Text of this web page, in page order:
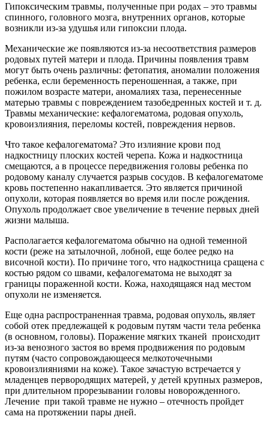
Гипоксическим травмы, полученные при родах – это травмы
спинного, головного мозга, внутренних органов, которые
возникли из-за удушья или гипоксии плода.
Механические же появляются из-за несоответствия размеров
родовых путей матери и плода. Причины появления травм
могут быть очень различны: фетопатия, аномалии положения
ребенка, если беременность переношенная, а также, при
пожилом возрасте матери, аномалиях таза, перенесенные
матерью травмы с повреждением тазобедренных костей и т. д.
Травмы механические: кефалогематома, родовая опухоль,
кровоизлияния, переломы костей, повреждения нервов.
Что такое кефалогематома? Это излияние крови под
надкостницу плоских костей черепа. Кожа и надкостница
смещаются, а в процессе передвижения головы ребенка по
родовому каналу случается разрыв сосудов. В кефалогематоме
кровь постепенно накапливается. Это является причиной
опухоли, которая появляется во время или после рождения.
Опухоль продолжает свое увеличение в течение первых дней
жизни малыша.
Располагается кефалогематома обычно на одной теменной
кости (реже на затылочной, лобной, еще более редко на
височной кости). По причине того, что надкостница сращена с
костью рядом со швами, кефалогематома не выходят за
границы пораженной кости. Кожа, находящаяся над местом
опухоли не изменяется.
Еще одна распространенная травма, родовая опухоль, являет
собой отек предлежащей к родовым путям части тела ребенка
(в основном, головы). Поражение мягких тканей происходит
из-за венозного застоя во время продвижения по родовым
путям (часто сопровождающееся мелкоточечными
кровоизлияниями на коже). Такое зачастую встречается у
младенцев первородящих матерей, у детей крупных размеров,
при длительном прорезывании головы новорожденного.
Лечение при такой травме не нужно – отечность пройдет
сама на протяжении пары дней.